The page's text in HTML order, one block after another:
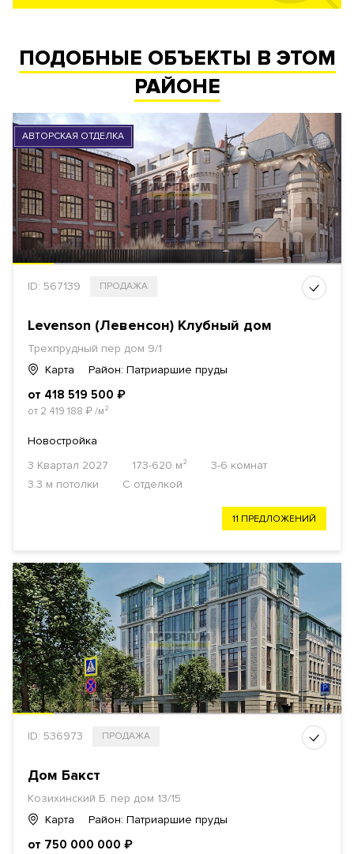
ПОДОБНЫЕ ОБЪЕКТЫ В ЭТОМ
РАЙОНЕ
АВТОРСКАЯ ОТДЕЛКА
ID: 567139 ПРОДАЖА
Levenson (Левенсон) Клубный дом
Трехпрудный пер дом 9/1
Карта
Район: Патриаршие пруды
от 418 519 500 ₽
от 2 419 188 ₽/м²
Новостройка
3 Квартал 2027
173-620 м²
3-6 комнат
3.3 м потолки
С отделкой
11 ПРЕДЛОЖЕНИЙ
ID: 536973 ПРОДАЖА
Дом Бакст
Козихинский Б. пер дом 13/15
Карта
Район: Патриаршие пруды
от 750 000 000 ₽